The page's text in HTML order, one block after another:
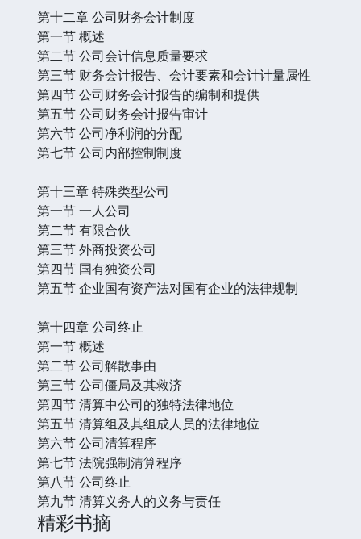
第十二章 公司财务会计制度
第一节 概述
第二节 公司会计信息质量要求
第三节 财务会计报告、会计要素和会计计量属性
第四节 公司财务会计报告的编制和提供
第五节 公司财务会计报告审计
第六节 公司净利润的分配
第七节 公司内部控制制度
第十三章 特殊类型公司
第一节 一人公司
第二节 有限合伙
第三节 外商投资公司
第四节 国有独资公司
第五节 企业国有资产法对国有企业的法律规制
第十四章 公司终止
第一节 概述
第二节 公司解散事由
第三节 公司僵局及其救济
第四节 清算中公司的独特法律地位
第五节 清算组及其组成人员的法律地位
第六节 公司清算程序
第七节 法院强制清算程序
第八节 公司终止
第九节 清算义务人的义务与责任
精彩书摘